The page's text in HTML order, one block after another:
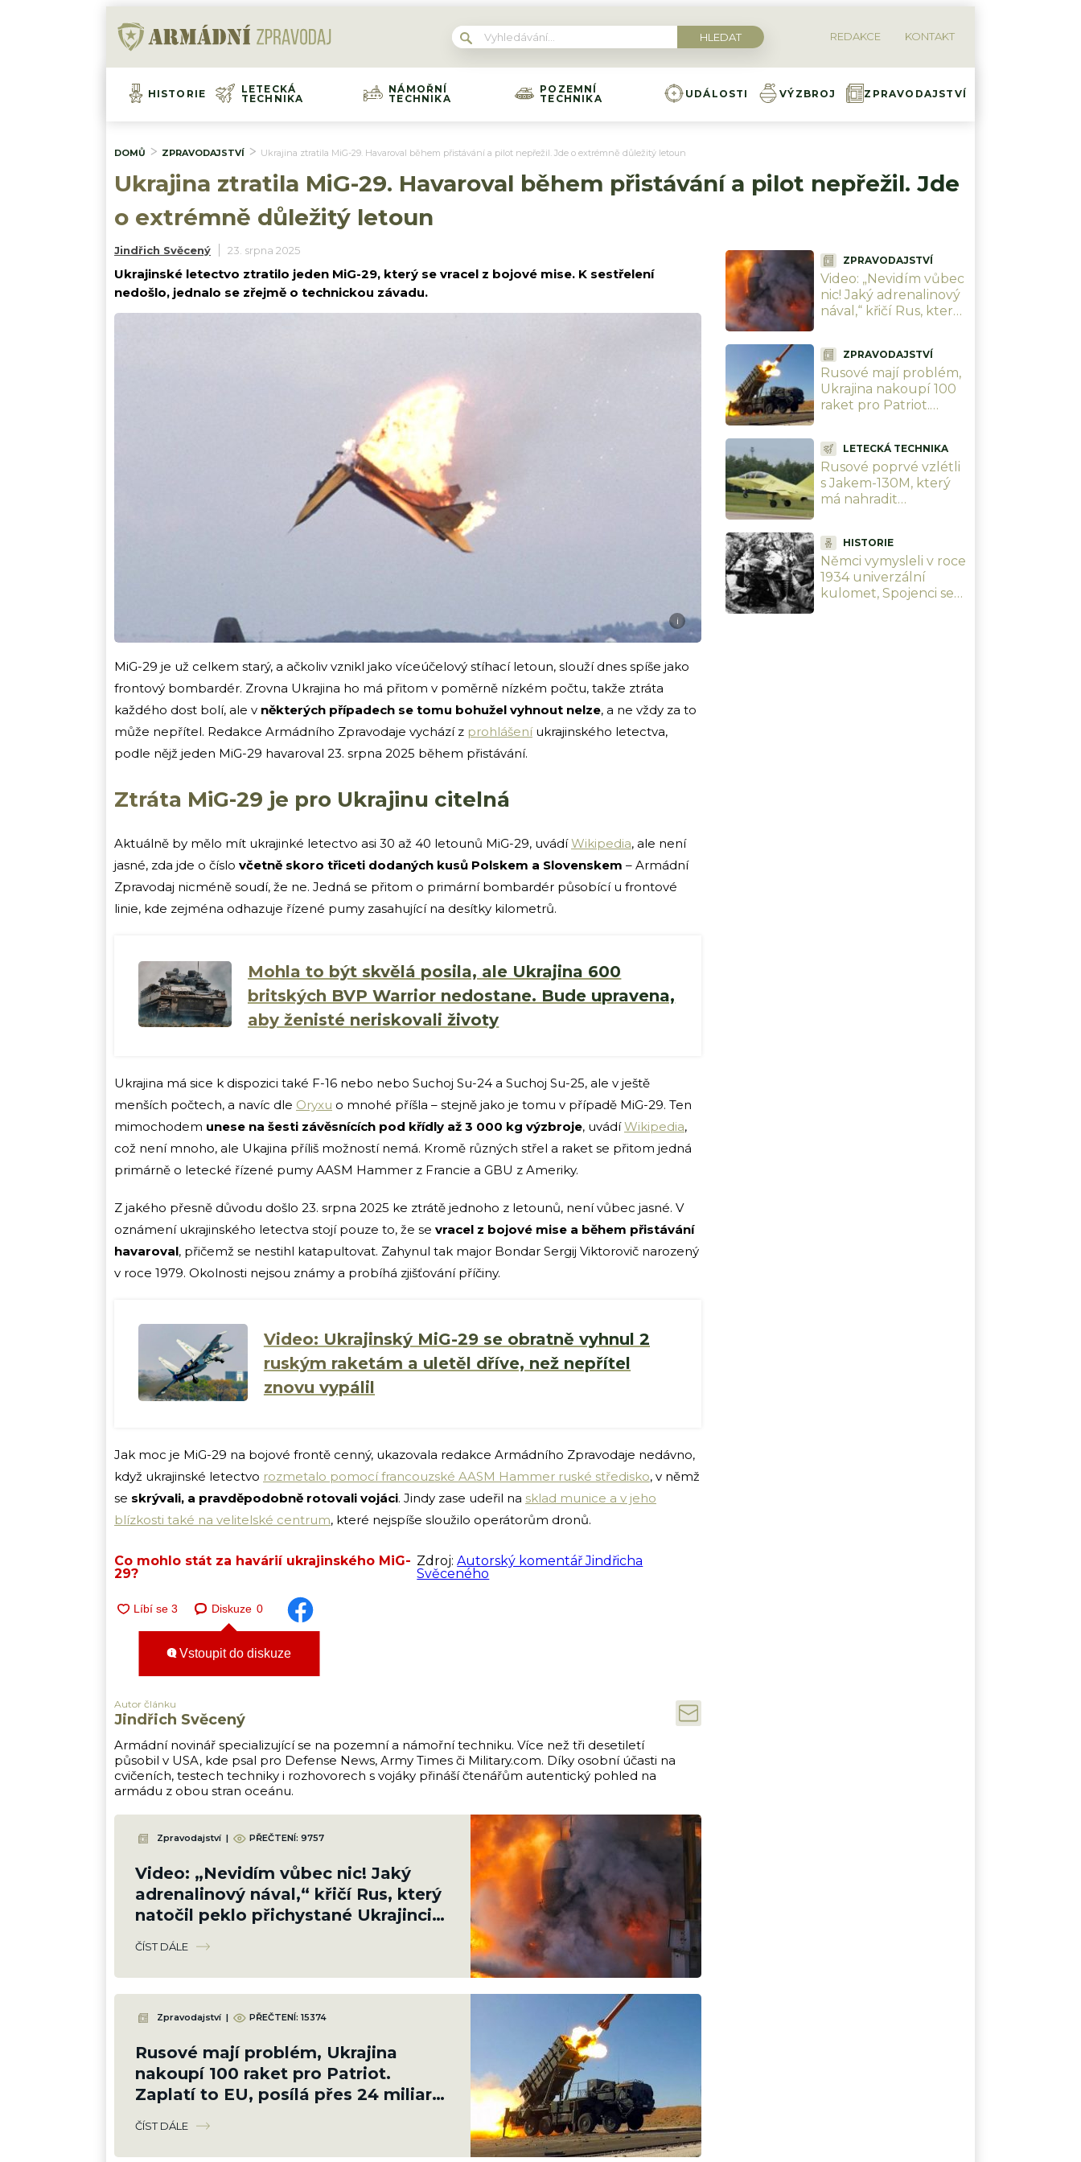
REDAKCE KONTAKT
HISTORIE
LETECKÁ
TECHNIKA
NÁMOŘNÍ
TECHNIKA
POZEMNÍ
TECHNIKA
UDÁLOSTI VÝZBROJ ZPRAVODAJSTVÍ
DOMŮ ZPRAVODAJSTVÍ Ukrajina ztratila MiG-29. Havaroval během přistávání a pilot nepřežil. Jde o extrémně důležitý letoun
Ukrajina ztratila MiG-29. Havaroval během přistávání a pilot nepřežil. Jde
o extrémně důležitý letoun
Jindřich Svěcený 23. srpna 2025
Ukrajinské letectvo ztratilo jeden MiG-29, který se vracel z bojové mise. K sestřelení
nedošlo, jednalo se zřejmě o technickou závadu.
i
MiG-29 je už celkem starý, a ačkoliv vznikl jako víceúčelový stíhací letoun, slouží dnes spíše jako
frontový bombardér. Zrovna Ukrajina ho má přitom v poměrně nízkém počtu, takže ztráta
každého dost bolí, ale v některých případech se tomu bohužel vyhnout nelze, a ne vždy za to
může nepřítel. Redakce Armádního Zpravodaje vychází z prohlášeníukrajinského letectva,
podle nějž jeden MiG-29 havaroval 23. srpna 2025 během přistávání.
Ztráta MiG-29 je pro Ukrajinu citelná
Aktuálně by mělo mít ukrajinké letectvo asi 30 až 40 letounů MiG-29, uvádíWikipedia, ale není
jasné, zda jde o číslo včetně skoro třiceti dodaných kusů Polskem a Slovenskem – Armádní
Zpravodaj nicméně soudí, že ne. Jedná se přitom o primární bombardér působící u frontové
linie, kde zejména odhazuje řízené pumy zasahující na desítky kilometrů.
Mohla to být skvělá posila, ale Ukrajina 600
britských BVP Warrior nedostane. Bude upravena,
aby ženisté neriskovali životy
Ukrajina má sice k dispozici také F-16 nebo nebo Suchoj Su-24 a Suchoj Su-25, ale v ještě
menších počtech, a navíc dle Oryxu o mnohé příšla – stejně jako je tomu v případě MiG-29. Ten
mimochodem unese na šesti závěsnících pod křídly až 3 000 kg výzbroje, uvádíWikipedia,
což není mnoho, ale Ukajina příliš možností nemá. Kromě různých střel a raket se přitom jedná
primárně o letecké řízené pumy AASM Hammer z Francie a GBU z Ameriky.
Z jakého přesně důvodu došlo 23. srpna 2025 ke ztrátě jednoho z letounů, není vůbec jasné. V
oznámení ukrajinského letectva stojí pouze to, že se vracel z bojové mise a během přistávání
havaroval, přičemž se nestihl katapultovat. Zahynul tak major Bondar Sergij Viktorovič narozený
v roce 1979. Okolnosti nejsou známy a probíhá zjišťování příčiny.
Video: Ukrajinský MiG-29 se obratně vyhnul 2
ruským raketám a uletěl dříve, než nepřítel
znovu vypálil
Jak moc je MiG-29 na bojové frontě cenný, ukazovala redakce Armádního Zpravodaje nedávno,
když ukrajinské letectvo rozmetalo pomocí francouzské AASM Hammer ruské středisko, v němž
se skrývali, a pravděpodobně rotovali vojáci. Jindy zase udeřil na sklad munice a v jeho
blízkosti také na velitelské centrum, které nejspíše sloužilo operátorům dronů.
Co mohlo stát za havárií ukrajinského MiG-
29?
Zdroj:Autorský komentář Jindřicha
Svěceného
Diskuze 0
Vstoupit do diskuze
Autor článku
Jindřich Svěcený
Armádní novinář specializující se na pozemní a námořní techniku. Více než tři desetiletí
působil v USA, kde psal pro Defense News, Army Times či Military.com. Díky osobní účasti na
cvičeních, testech techniky i rozhovorech s vojáky přináší čtenářům autentický pohled na
armádu z obou stran oceánu.
Zpravodajství | PŘEČTENÍ: 9757
Video: „Nevidím vůbec nic! Jaký
adrenalinový nával,“ křičí Rus, který
natočil peklo přichystané Ukrajinci
cestou na Krym
ČÍST DÁLE
Zpravodajství | PŘEČTENÍ: 15374
Rusové mají problém, Ukrajina
nakoupí 100 raket pro Patriot.
Zaplatí to EU, posílá přes 24 miliard
Kč
ČÍST DÁLE
ZPRAVODAJSTVÍ
Video: „Nevidím vůbec
nic! Jaký adrenalinový
nával,“ křičí Rus, který
cestou na Krym
ZPRAVODAJSTVÍ
Rusové mají problém,
Ukrajina nakoupí 100
raket pro Patriot.
LETECKÁ TECHNIKA
Rusové poprvé vzlétli
s Jakem-130M, který
má nahradit
dělají bojový
HISTORIE
Němci vymysleli v roce
1934 univerzální
kulomet, Spojenci se